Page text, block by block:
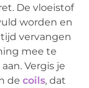
De vloeistof
worden en
vervangen
mee te
Vergis je
decoils, dat